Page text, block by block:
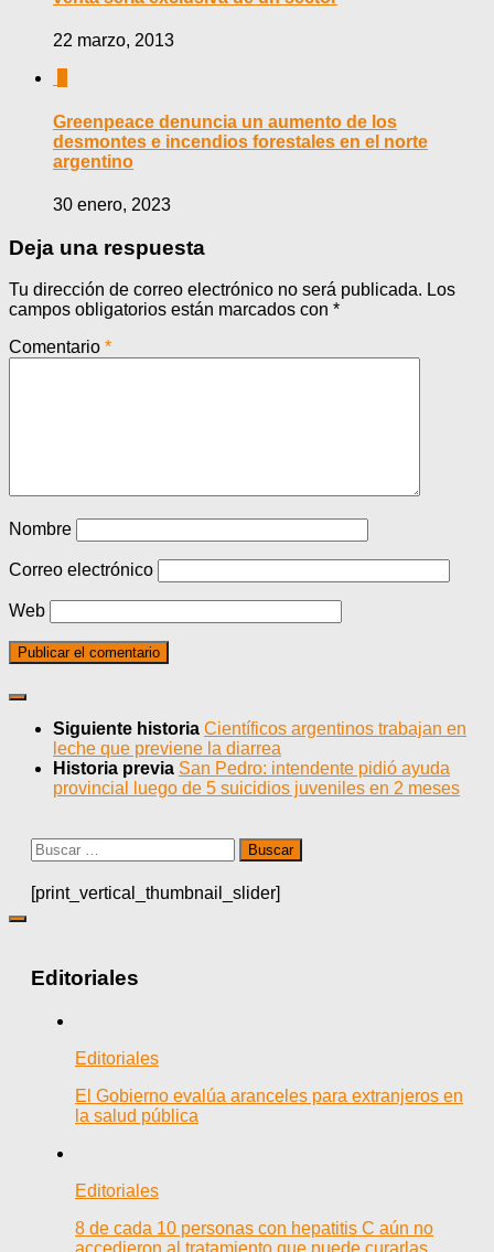
22 marzo, 2013
Greenpeace denuncia un aumento de los
desmontes e incendios forestales en el norte
argentino
30 enero, 2023
Deja una respuesta
Tu dirección de correo electrónico no será publicada. Los
campos obligatorios están marcados con *
Comentario *
Nombre
Correo electrónico
Web
Siguiente historia Científicos argentinos trabajan en
leche que previene la diarrea
Historia previa San Pedro: intendente pidió ayuda
provincial luego de 5 suicidios juveniles en 2 meses
Buscar:
[print_vertical_thumbnail_slider]
Editoriales
Editoriales
El Gobierno evalúa aranceles para extranjeros en
la salud pública
Editoriales
8 de cada 10 personas con hepatitis C aún no
accedieron al tratamiento que puede curarlas